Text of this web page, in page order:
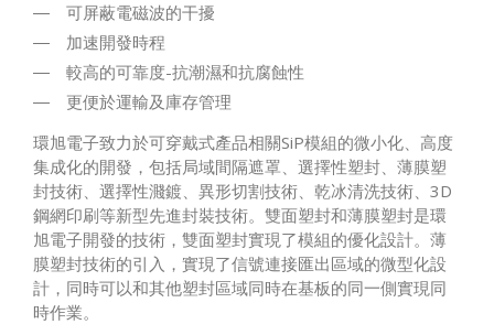
可屏蔽電磁波的干擾
加速開發時程
較高的可靠度-抗潮濕和抗腐蝕性
更便於運輸及庫存管理
環旭電子致力於可穿戴式產品相關SiP模組的微小化、高度
集成化的開發，包括局域間隔遮罩、選擇性塑封、薄膜塑
封技術、選擇性濺鍍、異形切割技術、乾冰清洗技術、3D
鋼網印刷等新型先進封裝技術。雙面塑封和薄膜塑封是環
旭電子開發的技術，雙面塑封實現了模組的優化設計。薄
膜塑封技術的引入，實現了信號連接匯出區域的微型化設
計，同時可以和其他塑封區域同時在基板的同一側實現同
時作業。